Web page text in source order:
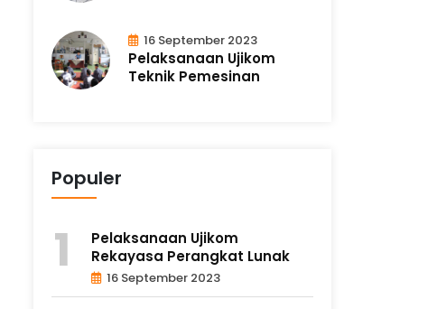
16 September 2023
Pelaksanaan Ujikom
Teknik Pemesinan
Populer
Pelaksanaan Ujikom
Rekayasa Perangkat Lunak
16 September 2023